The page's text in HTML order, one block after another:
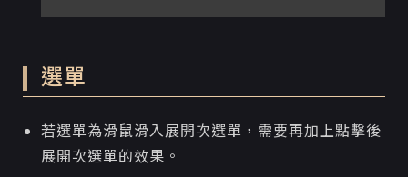
選單
若選單為滑鼠滑入展開次選單，需要再加上點擊後
展開次選單的效果。